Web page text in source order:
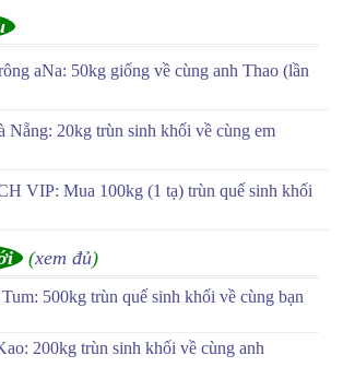
aNa: 50kg giống về cùng anh Thao (lần
Nẵng: 20kg trùn sinh khối về cùng em
VIP: Mua 100kg (1 tạ) trùn quế sinh khối
(xem đủ)
500kg trùn quế sinh khối về cùng bạn
200kg trùn sinh khối về cùng anh